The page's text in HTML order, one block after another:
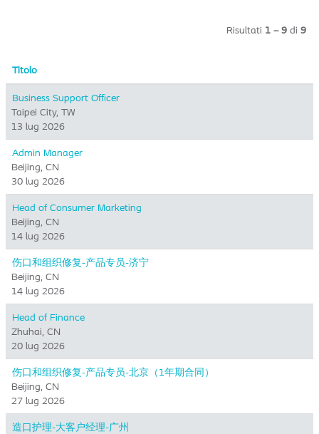
Risultati 1 – 9 di 9
Titolo
Business Support Officer
Taipei City, TW
13 lug 2026
Admin Manager
Beijing, CN
30 lug 2026
Head of Consumer Marketing
Beijing, CN
14 lug 2026
伤口和组织修复-产品专员-济宁
Beijing, CN
14 lug 2026
Head of Finance
Zhuhai, CN
20 lug 2026
伤口和组织修复-产品专员-北京（1年期合同）
Beijing, CN
27 lug 2026
造口护理-大客户经理-广州